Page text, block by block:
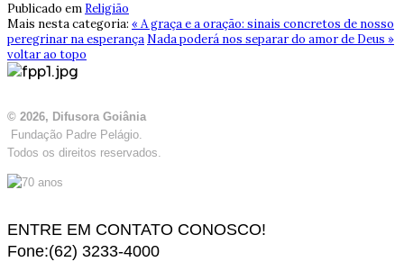
Publicado em Religião
Mais nesta categoria: « A graça e a oração: sinais concretos de nosso
peregrinar na esperança Nada poderá nos separar do amor de Deus »
voltar ao topo
© 2026, Difusora Goiânia
Fundação Padre Pelágio.
Todos os direitos reservados.
ENTRE EM CONTATO CONOSCO!
Fone:(62) 3233-4000